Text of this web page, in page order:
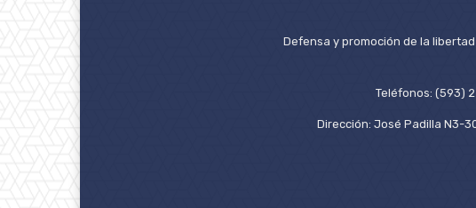
Defensa y promoción de la
Teléfonos: (593)
Dirección: José Padilla N3-